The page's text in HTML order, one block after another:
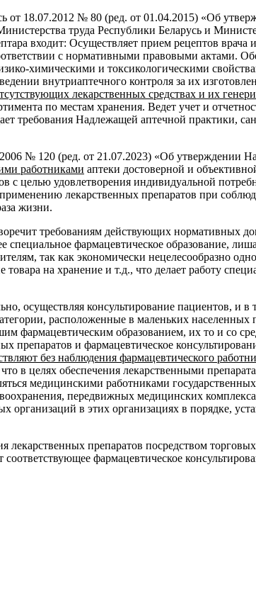
от 18.07.2012 № 80 (ред. от 01.04.2015) «Об
труда Республики Беларусь и
входит: Осуществляет прием рецептов врача
с нормативными правовыми актами.
химическими и токсикологическими
внутриаптечного контроля за их
лекарственных средствах и их
по местам хранения. Ведет учет и
требования Надлежащей аптечной практики,
№ 120 (ред. от 21.07.2023) «Об утверждении
работниками аптеки достоверной и
целью удовлетворения индивидуальной
лекарственных препаратов при
жизни.
требованиям действующих нормативных
фармацевтическое образование,
так как экономически нецелесообразно
на хранение и т.д., что делает работу
осуществляя консультирование пациентов, и в
расположенные в маленьких
фармацевтическим образованием, их то и со
и фармацевтическое
без наблюдения фармацевтического
в целях обеспечения лекарственными
медицинскими работниками
передвижных медицинских
организаций в этих организациях в порядке,
препаратов посредством
фармацевтическое